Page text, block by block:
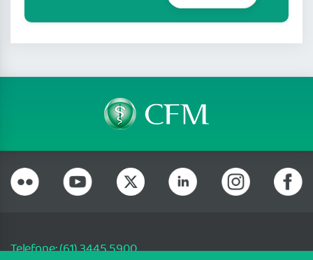
Telefone: (61) 3445 5900